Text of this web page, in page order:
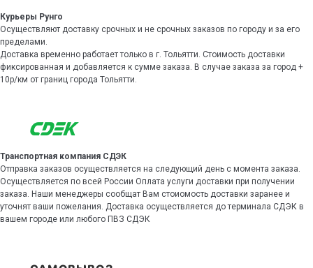
Курьеры Рунго
Осуществляют доставку срочных и не срочных заказов по городу и за его
пределами.
Доставка временно работает только в г. Тольятти. Стоимость доставки
фиксированная и добавляется к сумме заказа. В случае заказа за город +
10р/км от границ города Тольятти.
Транспортная компания СДЭК
Отправка заказов осуществляется на следующий день с момента заказа.
Осуществляется по всей России Оплата услуги доставки при получении
заказа. Наши менеджеры сообщат Вам стоиомость доставки заранее и
уточнят ваши пожелания. Доставка осуществляется до терминала СДЭК в
вашем городе или любого ПВЗ СДЭК